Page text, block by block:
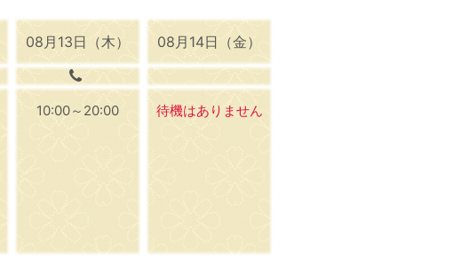
08月13日（木）
10:00～20:00
08月14日（金）
待機はありません